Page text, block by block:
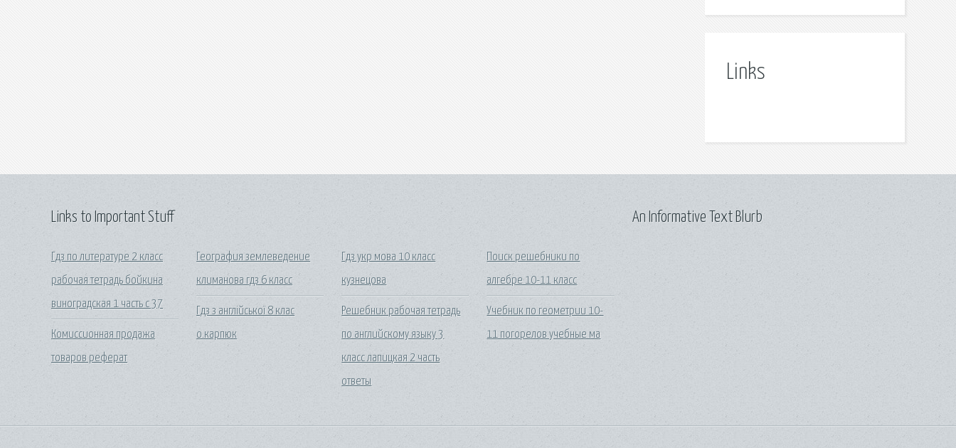
Links
Links to Important Stuff
Гдз по литературе 2 класс
рабочая тетрадь бойкина
виноградская 1 часть с 37
Комиссионная продажа
товаров реферат
География землеведение
климанова гдз 6 класс
Гдз з англійської 8 клас
о.карпюк
Гдз укр мова 10 класс
кузнецова
Решебник рабочая тетрадь
по английскому языку 3
класс лапицкая 2 часть
ответы
Поиск решебники по
алгебре 10-11 класс
Учебник по геометрии 10-
11 погорелов учебные ма
An Informative Text Blurb